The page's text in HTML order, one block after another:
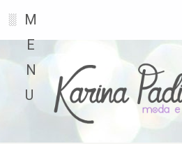
░
M
E
N
U